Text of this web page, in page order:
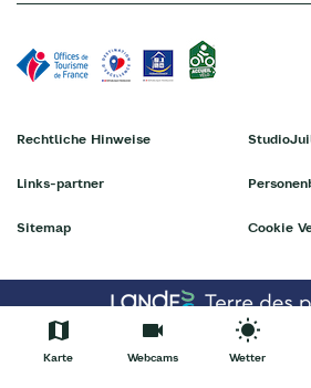
Rechtliche Hinweise
Links-partner
Sitemap Cookie
Karte Webcams Wetter